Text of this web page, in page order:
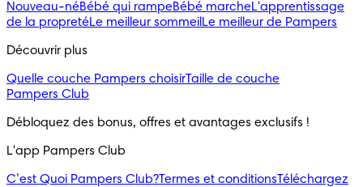
Nouveau-néBébé qui rampeBébé marcheL'apprentissage
de la propretéLe meilleur sommeil Le meilleur de Pampers
Découvrir plus
Quelle couche Pampers choisirTaille de couche
Pampers Club
Débloquez des bonus, offres et avantages exclusifs !
L'app Pampers Club
C’est Quoi Pampers Club?Termes et conditionsTéléchargez